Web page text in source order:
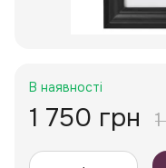
В наявності
1 750 грн